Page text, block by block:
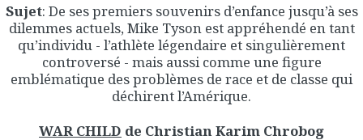
Sujet: De ses premiers souvenirs d’enfance jusqu’à ses
dilemmes actuels, Mike Tyson est appréhendé en tant
qu’individu - l’athlète légendaire et singulièrement
controversé - mais aussi comme une figure
emblématique des problèmes de race et de classe qui
déchirent l’Amérique.
WAR CHILD de Christian Karim Chrobog